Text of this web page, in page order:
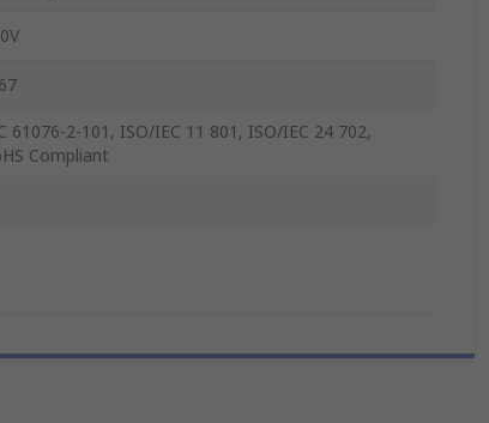
61076-2-101, ISO/IEC 11 801, ISO/IEC 24 702,
Compliant